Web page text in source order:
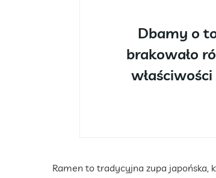
Dbamy o
brakowało
Ramen to tradycyjna zupa japońska,